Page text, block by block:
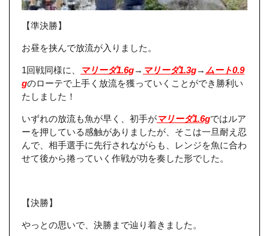
【準決勝】
お昼を挟んで放流が入りました。
1回戦同様に、 マリーダ1.6g→ マリーダ1.3g→ ムート0.9
gのローテで上手く放流を獲っていくことができ勝利い
たしました！
いずれの放流も魚が早く、初手がマリーダ1.6gではルア
ーを押している感触がありましたが、そこは一旦耐え忍
んで、相手選手に先行されながらも、レンジを魚に合わ
せて後から捲っていく作戦が功を奏した形でした。
【決勝】
やっとの思いで、決勝まで辿り着きました。